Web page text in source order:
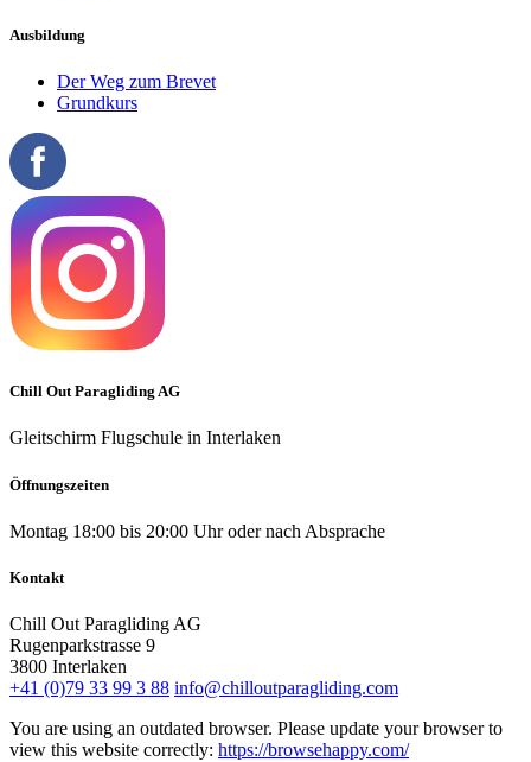
Ausbildung
Der Weg zum Brevet
Grundkurs
Chill Out Paragliding AG
Gleitschirm Flugschule in Interlaken
Öffnungszeiten
Montag 18:00 bis 20:00 Uhr oder nach Absprache
Kontakt
Chill Out Paragliding AG
Rugenparkstrasse 9
3800 Interlaken
+41 (0)79 33 99 3 88 info@chilloutparagliding.com
You are using an outdated browser. Please update your browser to
view this website correctly: https://browsehappy.com/